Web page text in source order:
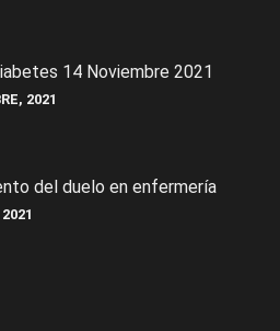
14 Noviembre 2021
2021
del duelo en enfermería